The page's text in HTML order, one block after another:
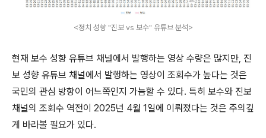
<정치 성향 "진보 vs 보수" 유튜브 분석>
현재 보수 성향 유튜브 채널에서 발행하는 영상 수량은 많지만, 진
보 성향 유튜브 채널에서 발행하는 영상이 조회수가 높다는 것은
국민의 관심 방향이 어느쪽인지 가늠할 수 있다. 특히 보수와 진보
채널의 조회수 역전이 2025년 4월 1일에 이뤄졌다는 것은 주의깊
게 바라볼 필요가 있다.